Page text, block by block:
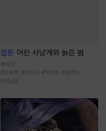
웹툰 어린 사냥개와 늙은 범
6만
#초능력 #판타지 #떡대수 #능력수
#미남공